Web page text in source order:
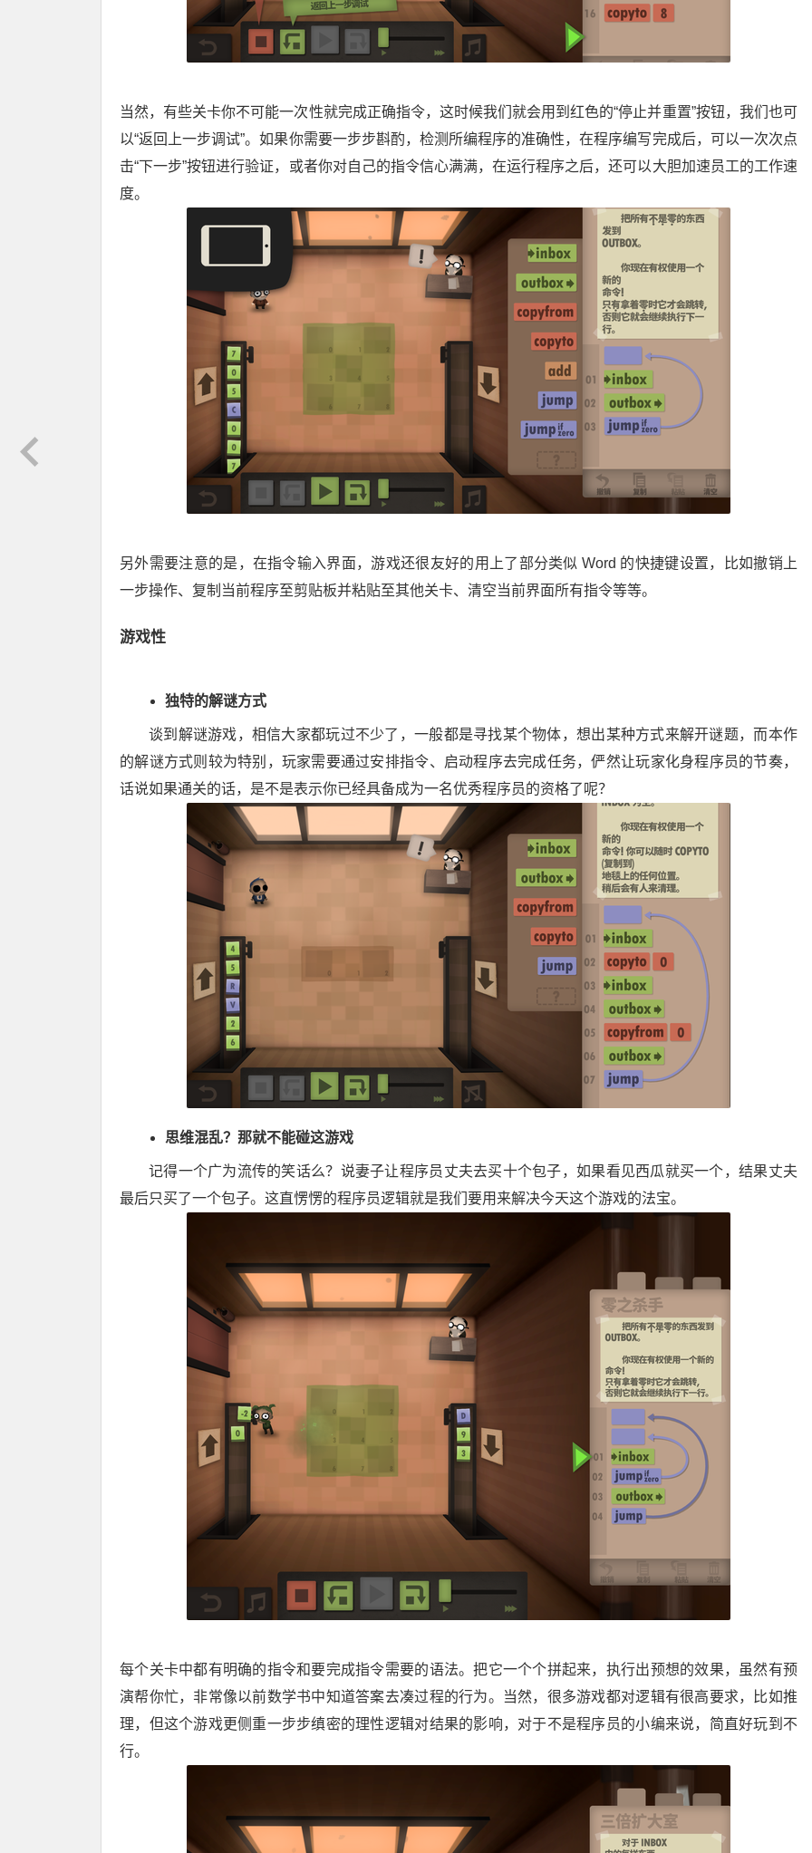
当然，有些关卡你不可能一次性就完成正确指令，这时候我们就会用到红色的“停止并重置”按钮，我们也可
以“返回上一步调试”。如果你需要一步步斟酌，检测所编程序的准确性，在程序编写完成后，可以一次次点
击“下一步”按钮进行验证，或者你对自己的指令信心满满，在运行程序之后，还可以大胆加速员工的工作速
度。
另外需要注意的是，在指令输入界面，游戏还很友好的用上了部分类似 Word 的快捷键设置，比如撤销上
一步操作、复制当前程序至剪贴板并粘贴至其他关卡、清空当前界面所有指令等等。
游戏性
独特的解谜方式
谈到解谜游戏，相信大家都玩过不少了，一般都是寻找某个物体，想出某种方式来解开谜题，而本作
的解谜方式则较为特别，玩家需要通过安排指令、启动程序去完成任务，俨然让玩家化身程序员的节奏，
话说如果通关的话，是不是表示你已经具备成为一名优秀程序员的资格了呢？
思维混乱？那就不能碰这游戏
记得一个广为流传的笑话么？说妻子让程序员丈夫去买十个包子，如果看见西瓜就买一个，结果丈夫
最后只买了一个包子。这直愣愣的程序员逻辑就是我们要用来解决今天这个游戏的法宝。
每个关卡中都有明确的指令和要完成指令需要的语法。把它一个个拼起来，执行出预想的效果，虽然有预
演帮你忙，非常像以前数学书中知道答案去凑过程的行为。当然，很多游戏都对逻辑有很高要求，比如推
理，但这个游戏更侧重一步步缜密的理性逻辑对结果的影响，对于不是程序员的小编来说，简直好玩到不
行。